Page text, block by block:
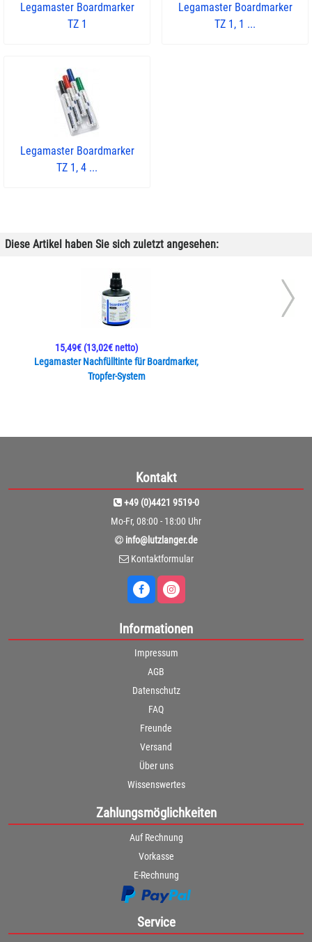
Legamaster Boardmarker
TZ 1
Legamaster Boardmarker
TZ 1, 1 ...
Legamaster Boardmarker
TZ 1, 4 ...
Diese Artikel haben Sie sich zuletzt angesehen:
Legamaster Nachfülltinte für Boardmarker,
Tropfer-System
15,49€(13,02€ netto)
Kontakt
+49 (0)4421 9519-0
Mo-Fr, 08:00 - 18:00 Uhr
info@lutzlanger.de
Kontaktformular
Informationen
Impressum
AGB
Datenschutz
FAQ
Freunde
Versand
Über uns
Wissenswertes
Zahlungsmöglichkeiten
Auf Rechnung
Vorkasse
E-Rechnung
Service